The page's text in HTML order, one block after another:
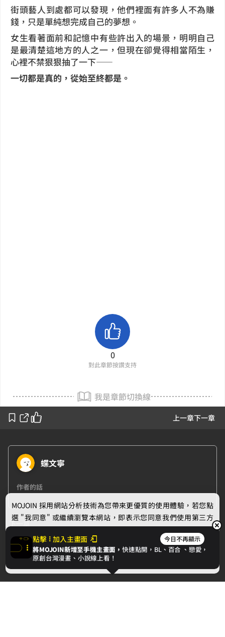
上一章下一章
街頭藝人到處都可以發現，他們裡面有許多人不為賺
錢，只是單純想完成自己的夢想。
女生看著面前和記憶中有些許出入的場景，明明自己
是最清楚這地方的人之一，但現在卻覺得相當陌生，
心裡不禁狠狠抽了一下——
一切都是真的，從始至終都是。
0
對此章節按讚支持
我是章節切換線
蝶文寧
作者的話
下一章
點擊 加入主畫面 今日不再顯示
將MOJOIN新增至手機主畫面，快速點開，BL、 百合 、戀愛，
原創台灣漫畫、小說線上看！
MOJOIN 採用網站分析技術為您帶來更優質的使用體驗，若您點
選 "我同意" 或繼續瀏覽本網站，即表示您同意我們使用第三方
Cookie，欲瞭解更多資訊請見隱私權政策。
我同意